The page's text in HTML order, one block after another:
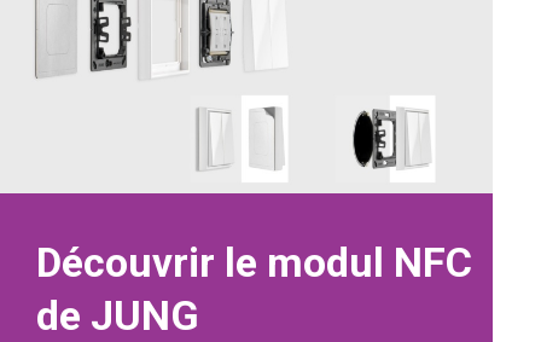
Découvrir le modul NFC
de JUNG